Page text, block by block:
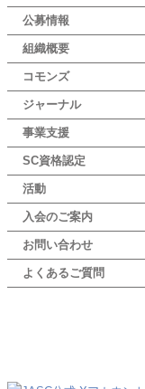
公募情報
組織概要
コモンズ
ジャーナル
事業支援
SC資格認定
活動
入会のご案内
お問い合わせ
よくあるご質問